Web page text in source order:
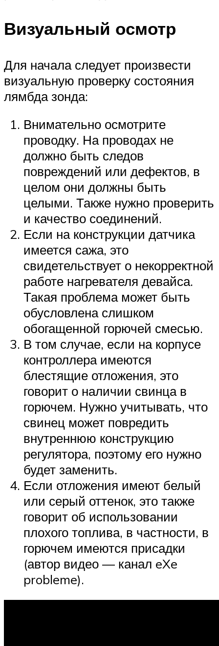
Меню
Визуальный осмотр
Для начала следует произвести
визуальную проверку состояния
лямбда зонда:
Внимательно осмотрите
проводку. На проводах не
должно быть следов
повреждений или дефектов, в
целом они должны быть
целыми. Также нужно проверить
и качество соединений.
Если на конструкции датчика
имеется сажа, это
свидетельствует о некорректной
работе нагревателя девайса.
Такая проблема может быть
обусловлена слишком
обогащенной горючей смесью.
В том случае, если на корпусе
контроллера имеются
блестящие отложения, это
говорит о наличии свинца в
горючем. Нужно учитывать, что
свинец может повредить
внутреннюю конструкцию
регулятора, поэтому его нужно
будет заменить.
Если отложения имеют белый
или серый оттенок, это также
говорит об использовании
плохого топлива, в частности, в
горючем имеются присадки
(автор видео — канал eXe
probleme).